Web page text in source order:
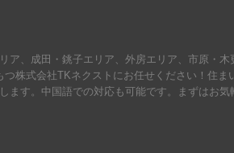
ア、成田・銚子エリア、外房エリア、市原・
株式会社TKネクストにお任せください！住
す。中国語での対応も可能です。まずはお気